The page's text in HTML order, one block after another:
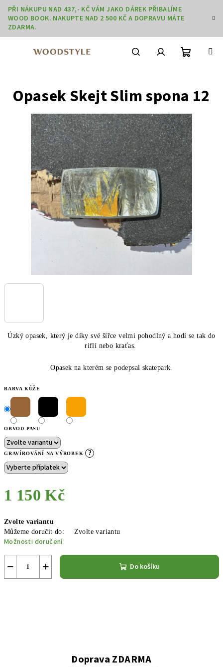
Přejít
obsah
PŘI NÁKUPU NAD 437,- KČ VÁM JAKO DÁREK PŘIBALÍME
WOOD BOOK. NAKUPTE NAD 2 500 KČ A DOPRAVU MÁTE
ZDARMA.
košík
Úzký opasek, který je díky své šířce velmi pohodlný a hodí se tak do
riflí nebo kraťas.
Opasek na kterém se podepsal skatepark.
BARVA KŮŽE
OBVOD PASU
GRAVÍROVÁNÍ NA VÝROBEK ?
1 150 Kč
cena:
Zvolte variantu
Můžeme doručit do:
Zvolte variantu
Možnosti doručení
+
− Do košíku
Opasek Skejt Slim spona 12
Doprava ZDARMA